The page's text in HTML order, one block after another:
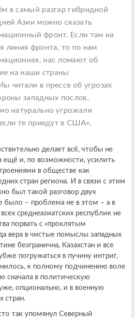
в самый разгар гибридной
Азии можно сказать
фронт. Если там на
линия фронта, то по нам
нас ломают об
на наши страны
читали в прессе об угрозах
западных послов,
натурально угрожали
те приедут в США».
делает всё, чтобы не
ещё и, по возможности, усилить
в обществе как
стран региона. И в связи с этим
был такой разговор двух
было – проблема не в этом – а в
среднеазиатских республик не
порвать с «проклятым
вера в чистые помыслы западных
безгранична, Казахстан и все
погружаться в пучину интриг,
к полному подчинению воле
сначала в политическую
опционально, и в военную
стран.
так упомянул Северный